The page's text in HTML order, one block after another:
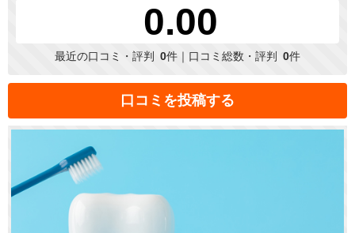
0.00
最近の口コミ・評判 0件｜口コミ総数・評判 0件
口コミを投稿する